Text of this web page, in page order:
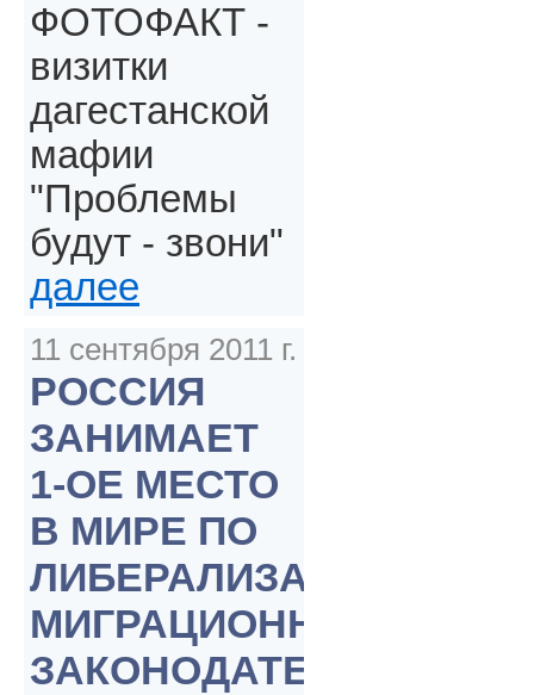
ФОТОФАКТ -
визитки
дагестанской
мафии
"Проблемы
будут - звони"
далее
11 сентября 2011 г.
РОССИЯ
ЗАНИМАЕТ
1-ОЕ МЕСТО
В МИРЕ ПО
ЛИБЕРАЛИЗАЦИИ
МИГРАЦИОННОГО
ЗАКОНОДАТЕЛЬСТВА